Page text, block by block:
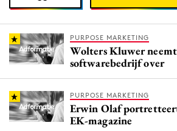
Purpose Marketing
Reputatie & crisis
PURPOSE MARKETING
Wolters Kluwer
softwarebedrijf over
PURPOSE MARKETING
Erwin Olaf
EK-magazine